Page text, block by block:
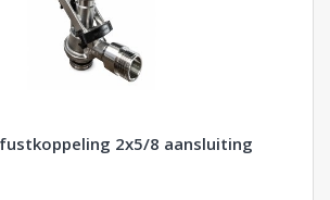
2x5/8 aansluiting